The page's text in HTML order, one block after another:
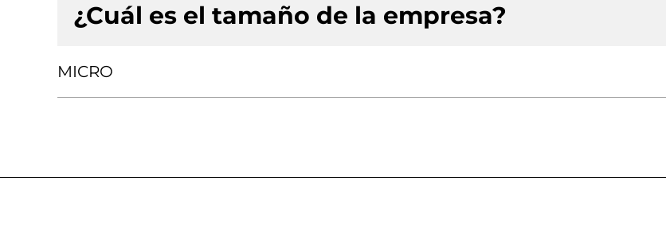
¿Cuál es el tamaño de la empresa?
MICRO